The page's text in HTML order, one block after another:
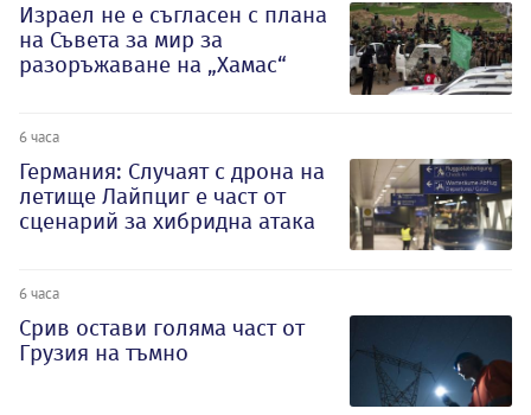
Израел не е съгласен с плана
на Съвета за мир за
разоръжаване на „Хамас“
6 часа
Германия: Случаят с дрона на
летище Лайпциг е част от
сценарий за хибридна атака
6 часа
Срив остави голяма част от
Грузия на тъмно